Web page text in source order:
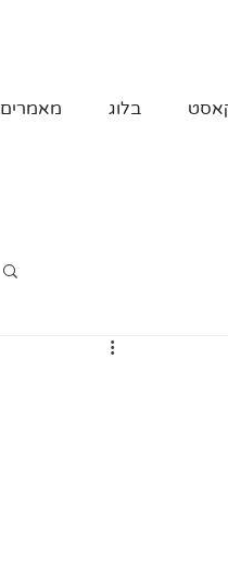
בלוג מאמרים